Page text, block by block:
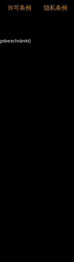
许可条例 隐私条例